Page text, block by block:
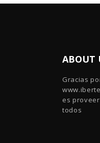
ABOUT
Gracias
es
todos